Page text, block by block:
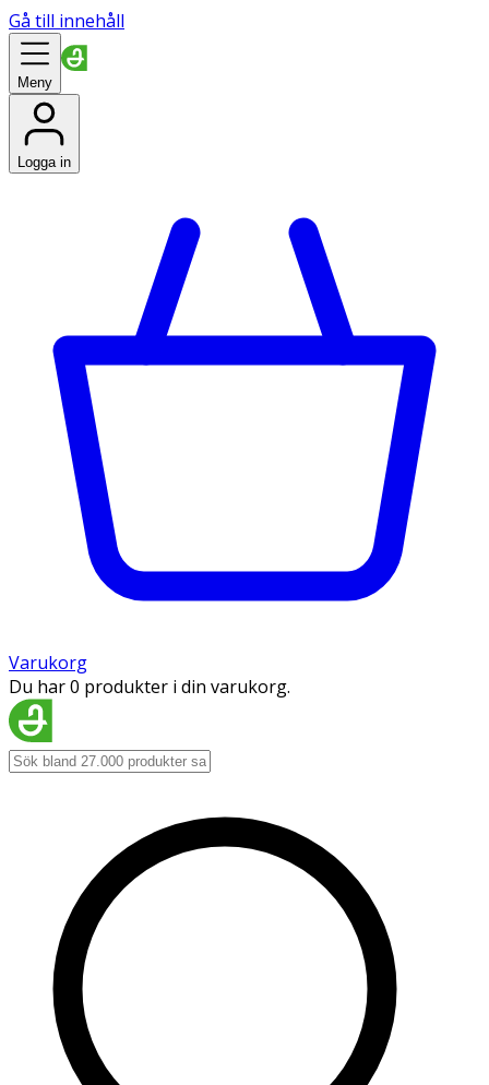
Gå till innehåll
Meny
Logga in
Varukorg
Du har 0 produkter i din varukorg.